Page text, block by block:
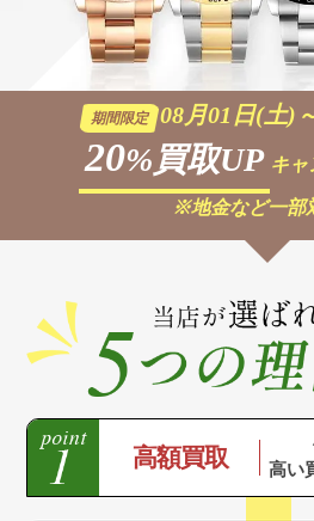
期間限定 08月01日(土)
20%買取UP キ
※地金など一部
高額買取 高い